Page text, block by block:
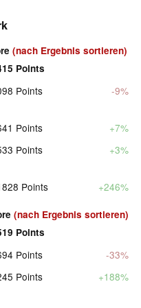
(nach Ergebnis sortieren)
Points
Points -9%
Points
+7%
Points +3%
Points +246%
(nach Ergebnis sortieren)
Points
Points
-33%
Points +188%